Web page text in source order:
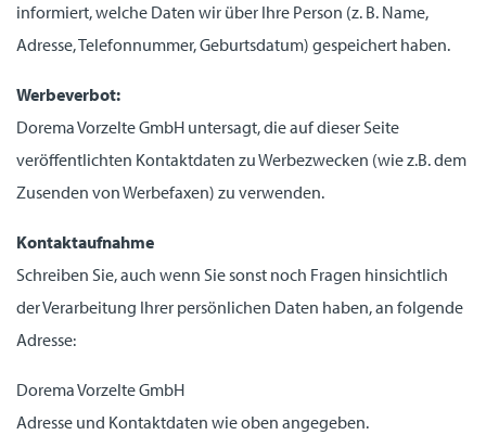
informiert, welche Daten wir über Ihre Person (z. B. Name,
Adresse, Telefonnummer, Geburtsdatum) gespeichert haben.
Werbeverbot:
Dorema Vorzelte GmbH untersagt, die auf dieser Seite
veröffentlichten Kontaktdaten zu Werbezwecken (wie z.B. dem
Zusenden von Werbefaxen) zu verwenden.
Kontaktaufnahme
Schreiben Sie, auch wenn Sie sonst noch Fragen hinsichtlich
der Verarbeitung Ihrer persönlichen Daten haben, an folgende
Adresse:
Dorema Vorzelte GmbH
Adresse und Kontaktdaten wie oben angegeben.